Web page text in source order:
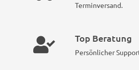
Terminversand.
Top Beratung
Persönlicher